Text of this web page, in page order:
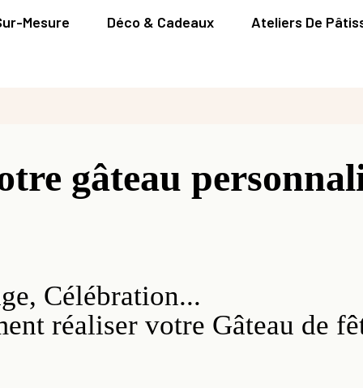
Mesure Déco & Cadeaux Ateliers De
gâteau
Célébration...
réaliser votre Gâteau de